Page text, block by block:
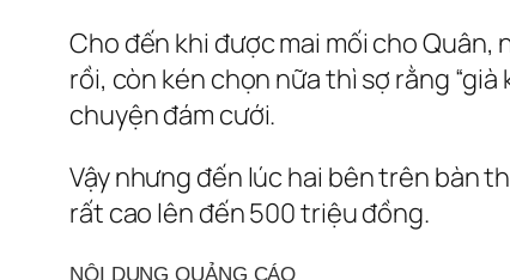
Cho đến khi được mai mối cho
rồi, còn kén chọn nữa thì sợ rằng
chuyện đám cưới.
Vậy nhưng đến lúc hai bên trên bàn
rất cao lên đến 500 triệu đồng.